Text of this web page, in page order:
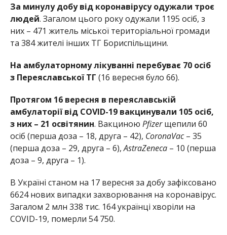
За минулу добу від коронавірусу одужали троє
людей. Загалом цього року одужали 1195 осіб, з
них – 471 житель міської територіальної громади
та 384 жителі інших ТГ Бориспільщини.
На амбулаторному лікуванні перебуває 70 осіб
з Переяславської ТГ (16 вересня було 66).
Протягом 16 вересня в переяславській
амбулаторії від COVID-19 вакцинували 105 осіб,
з них – 21 освітянин. Вакциною Pfizerщепили 60
осіб (перша доза – 18, друга – 42), CoronaVac– 35
(перша доза – 29, друга – 6),AstraZeneca– 10 (перша
доза – 9, друга – 1).
В Україні станом на 17 вересня за добу зафіксовано
6624 нових випадки захворювання на коронавірус.
Загалом 2 млн 338 тис. 164 українці хворіли на
COVID-19, померли 54 750.